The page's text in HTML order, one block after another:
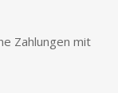
Zahlungen mit